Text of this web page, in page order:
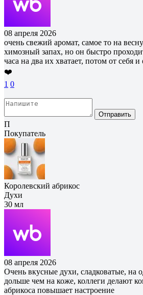
08 апреля 2026
очень свежий аромат, самое то на
химозный запах, но он быстро
часа на два их хватает, потом от себя
❤️
1 0
Отправить
П
Покупатель
Королевский абрикос
Духи
30 мл
08 апреля 2026
Очень вкусные духи, сладковатые, на
дольше чем на коже, коллеги делают
абрикоса повышает настроение